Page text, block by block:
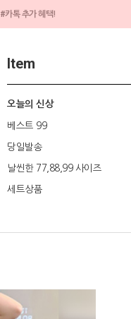
#카톡 추가 혜택!
Item
오늘의 신상
베스트 99
당일발송
날씬한 77,88,99 사이즈
세트상품